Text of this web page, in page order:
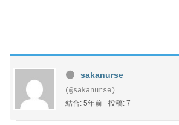
sakanurse
(@sakanurse)
結合: 5年前
投稿: 7